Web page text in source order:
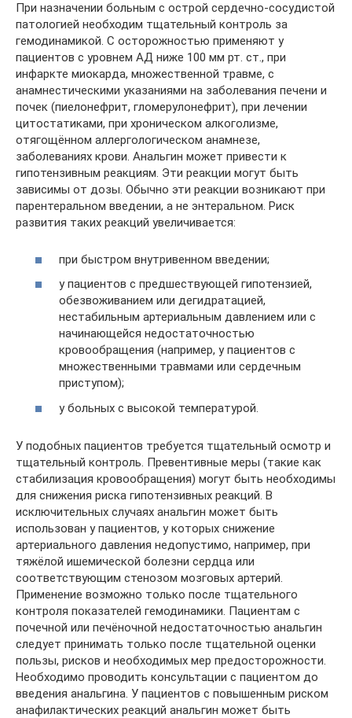
При назначении больным с острой сердечно-сосудистой
патологией необходим тщательный контроль за
гемодинамикой. С осторожностью применяют у
пациентов с уровнем АД ниже 100 мм рт. ст., при
инфаркте миокарда, множественной травме, с
анамнестическими указаниями на заболевания печени и
почек (пиелонефрит, гломерулонефрит), при лечении
цитостатиками, при хроническом алкоголизме,
отягощённом аллергологическом анамнезе,
заболеваниях крови. Анальгин может привести к
гипотензивным реакциям. Эти реакции могут быть
зависимы от дозы. Обычно эти реакции возникают при
парентеральном введении, а не энтеральном. Риск
развития таких реакций увеличивается:
при быстром внутривенном введении;
у пациентов с предшествующей гипотензией,
обезвоживанием или дегидратацией,
нестабильным артериальным давлением или с
начинающейся недостаточностью
кровообращения (например, у пациентов с
множественными травмами или сердечным
приступом);
у больных с высокой температурой.
У подобных пациентов требуется тщательный осмотр и
тщательный контроль. Превентивные меры (такие как
стабилизация кровообращения) могут быть необходимы
для снижения риска гипотензивных реакций. В
исключительных случаях анальгин может быть
использован у пациентов, у которых снижение
артериального давления недопустимо, например, при
тяжёлой ишемической болезни сердца или
соответствующим стенозом мозговых артерий.
Применение возможно только после тщательного
контроля показателей гемодинамики. Пациентам с
почечной или печёночной недостаточностью анальгин
следует принимать только после тщательной оценки
пользы, рисков и необходимых мер предосторожности.
Необходимо проводить консультации с пациентом до
введения анальгина. У пациентов с повышенным риском
анафилактических реакций анальгин может быть